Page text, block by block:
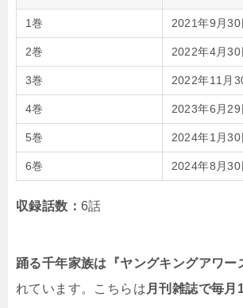
1巻 2021年9月30
2巻 2022年4月30
3巻 2022年11月
4巻 2023年6月29
5巻 2024年1月30
6巻 2024年8月30
収録話数： 6話
踊る千年家族は『ヤングキングアワー
れています。こちらは 月刊雑誌で毎月